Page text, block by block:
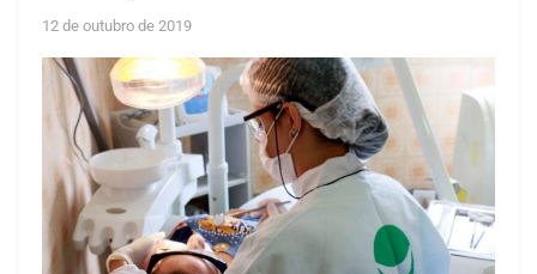
12 de outubro de 2019